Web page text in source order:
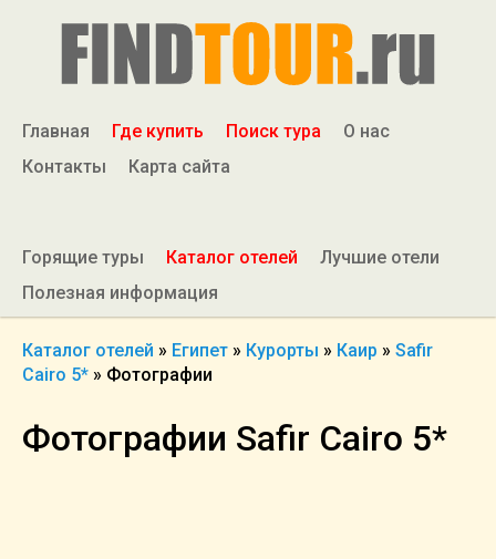
Главная Где купить Поиск тура
О нас
Контакты
Карта сайта
Горящие туры Каталог отелей
Лучшие отели
Полезная информация
Каталог отелей » Египет » Курорты » Каир » Safir
Cairo 5* » Фотографии
Фотографии Safir Cairo 5*